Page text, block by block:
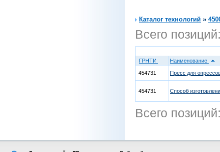
Каталог технологий »
Всего
ГРНТИ Наименование
454731 Пресс для
454731 Способ
Всего